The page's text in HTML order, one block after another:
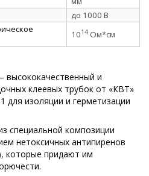
до 1000 В
1014 Ом*см
– высококачественный и
клеевых трубок от «КВТ»
для изоляции и герметизации
специальной композиции
нетоксичных антипиренов
которые придают им